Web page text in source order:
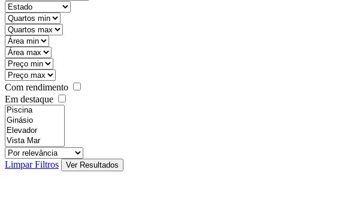
state
mintypo
maxtypo
minarea
maxarea
minprice
maxprice
Com rendimento
Em destaque
features
realestateOrder
Limpar Filtros
Ver Resultados